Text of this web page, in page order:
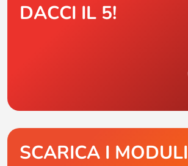
DACCI IL 5!
SCARICA I MODULI